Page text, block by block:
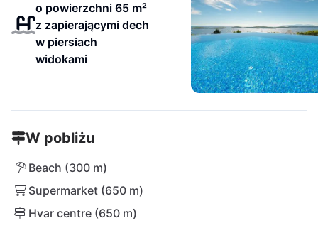
o powierzchni 65 m²
z zapierającymi dech
w piersiach
widokami
W pobliżu
Beach (300 m)
Supermarket (650 m)
Hvar centre (650 m)